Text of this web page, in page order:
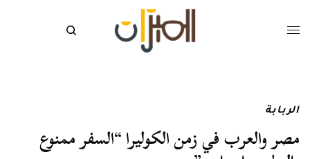
الربابة
مصر والعرب في زمن الكوليرا “السفر ممنوع